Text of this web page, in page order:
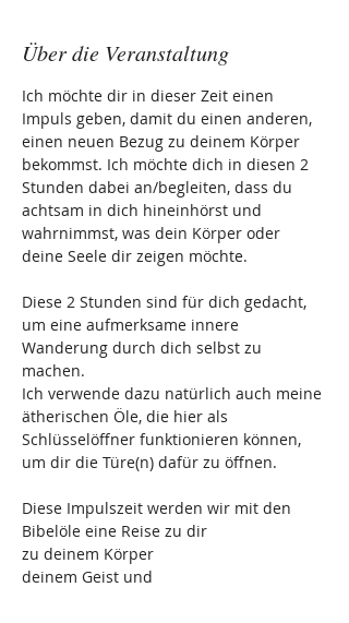
Über die Veranstaltung
Ich möchte dir in dieser Zeit einen
Impuls geben, damit du einen anderen,
einen neuen Bezug zu deinem Körper
bekommst. Ich möchte dich in diesen 2
Stunden dabei an/begleiten, dass du
achtsam in dich hineinhörst und
wahrnimmst, was dein Körper oder
deine Seele dir zeigen möchte.
Diese 2 Stunden sind für dich gedacht,
um eine aufmerksame innere
Wanderung durch dich selbst zu
machen.
Ich verwende dazu natürlich auch meine
ätherischen Öle, die hier als
Schlüsselöffner funktionieren können,
um dir die Türe(n) dafür zu öffnen.
Diese Impulszeit werden wir mit den
Bibelöle eine Reise zu dir
zu deinem Körper
deinem Geist und